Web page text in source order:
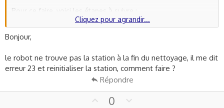
Pour ce faire, voici les étapes à suivre :
1. **Première opération de nettoyage** : Lors de sa première
opération de nettoyage, l'aspirateur va explorer toute la
2. **Déplacer l'aspirateur** : Une fois que le Roborock S8 a
achevé la cartographie du premier étage, vous pouvez le
déplacer manuellement vers le deuxième étage et redémarrer
un cycle de nettoyage. Il créera une nouvelle carte pour ce
Cliquez pour agrandir...
Bonjour,
le robot ne trouve pas la station à la fin du nettoyage, il me dit
erreur 23 et reinitialiser la station, comment faire ?
Répondre
0